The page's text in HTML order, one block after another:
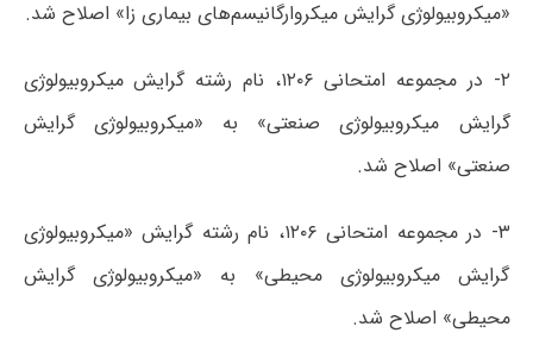
«میکروبیولوژی گرایش میکروارگانیسم‌های بیماری زا» اصلاح شد.
۲- در مجموعه امتحانی ۱۲۰۶، نام رشته گرایش میکروبیولوژی
گرایش میکروبیولوژی صنعتی» به «میکروبیولوژی گرایش
صنعتی» اصلاح شد.
۳- در مجموعه امتحانی ۱۲۰۶، نام رشته گرایش «میکروبیولوژی
گرایش میکروبیولوژی محیطی» به «میکروبیولوژی گرایش
محیطی» اصلاح شد.